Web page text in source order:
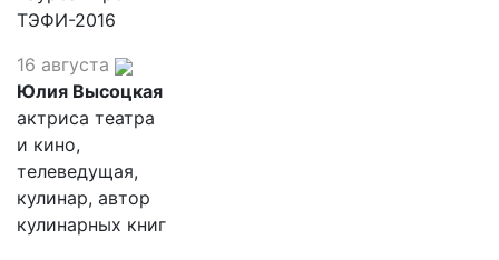
ТЭФИ-2016
16 августа
Юлия Высоцкая
актриса театра
и кино,
телеведущая,
кулинар, автор
кулинарных книг